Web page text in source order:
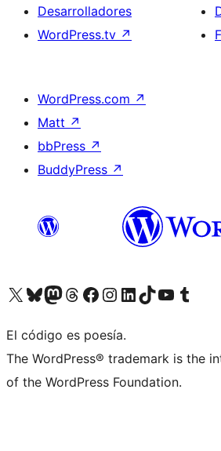
Desarrolladores
WordPress.tv ↗
WordPress.com ↗
Matt ↗
bbPress ↗
BuddyPress ↗
Visita nuestra cuenta de X (anteriormente Twitter)
Visita nuestra cuenta de Bluesky
Visita nuestra cuenta de Mastodon
Visita nuestra cuenta de Threads
Visita nuestra página de Facebook
Visita nuestra cuenta de Instagram
Visita nuestra cuenta de LinkedIn
Visita nuestra cuenta de TikTok
Visita nuestro canal de YouTube
Visita nuestra cuenta de
El código es poesía.
The WordPress® trademark is the
of the WordPress Foundation.